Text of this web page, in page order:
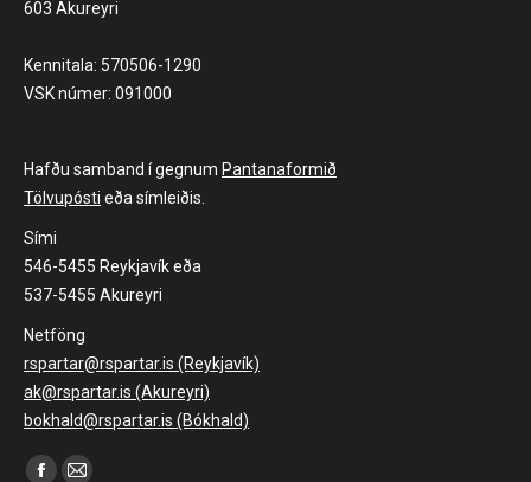
603 Akureyri
Kennitala: 570506-1290
VSK númer: 091000
Hafðu samband í gegnum Pantanaformið
Tölvupósti eða símleiðis.
Sími
546-5455 Reykjavík eða
537-5455 Akureyri
Netföng
rspartar@rspartar.is (Reykjavík)
ak@rspartar.is (Akureyri)
bokhald@rspartar.is (Bókhald)
Find us on: